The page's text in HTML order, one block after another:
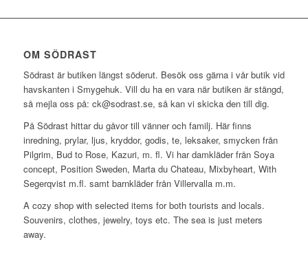
OM SÖDRAST
Södrast är butiken längst söderut. Besök oss gärna i vår butik vid
havskanten i Smygehuk. Vill du ha en vara när butiken är stängd,
så mejla oss på: ck@sodrast.se, så kan vi skicka den till dig.
På Södrast hittar du gåvor till vänner och familj. Här finns
inredning, prylar, ljus, kryddor, godis, te, leksaker, smycken från
Pilgrim, Bud to Rose, Kazuri, m. fl. Vi har damkläder från Soya
concept, Position Sweden, Marta du Chateau, Mixbyheart, With
Segerqvist m.fl. samt barnkläder från Villervalla m.m.
A cozy shop with selected items for both tourists and locals.
Souvenirs, clothes, jewelry, toys etc. The sea is just meters
away.